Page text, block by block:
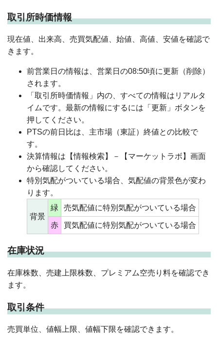
取引所時価情報
現在値、出来高、売買気配値、始値、高値、安値を確認で
きます。
前営業日の情報は、営業日の08:50頃に更新（削除）
されます。
「取引所時価情報」内の、すべての情報はリアルタ
イムです。最新の情報にするには「更新」ボタンを
押してください。
PTSの前日比は、主市場（東証）終値との比較で
す。
決算情報は【情報検索】－【マーケットラボ】画面
から確認してください。
特別気配がついている場合、気配値の背景色が変わ
ります。
背景
緑 売気配値に特別気配がついている場合
赤 買気配値に特別気配がついている場合
在庫状況
在庫株数、売建上限株数、プレミアム空売り料を確認でき
ます。
取引条件
売買単位、値幅上限、値幅下限を確認できます。